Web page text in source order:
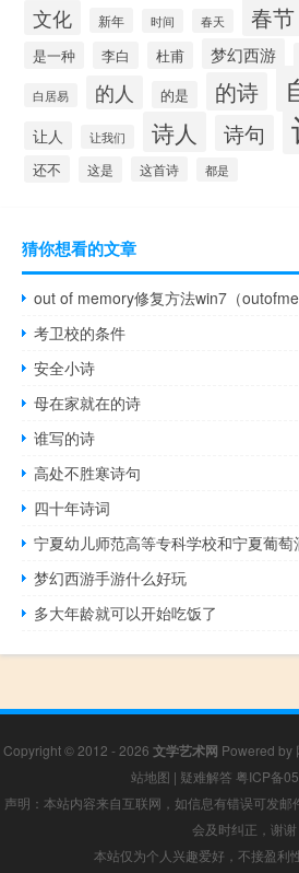
文化 新年 时间 春天 春节
是一种 李白 杜甫 梦幻西游
白居易 的人 的是 的诗
让人 让我们 诗人 诗句
还不 这是 这首诗 都是
猜你想看的文章
out of memory修复方法win7（
考卫校的条件
安全小诗
母在家就在的诗
谁写的诗
高处不胜寒诗句
四十年诗词
梦幻西游手游什么好玩
多大年龄就可以开始吃饭了
Copyright © 2012 - 2026 文学艺术网 Powered by
站地图 | 疑难解答 粤ICP备
声明：本站内容来自互联网，如信息有错误可发
会及时纠正，谢谢
本站仅为个人兴趣爱好，不接盈利